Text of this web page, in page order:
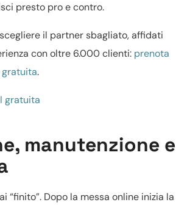
presto pro e contro.
il partner sbagliato, affidati
con oltre 6.000 clienti: prenota
gratuita.
gratuita
manutenzione e
“finito”. Dopo la messa online inizia la